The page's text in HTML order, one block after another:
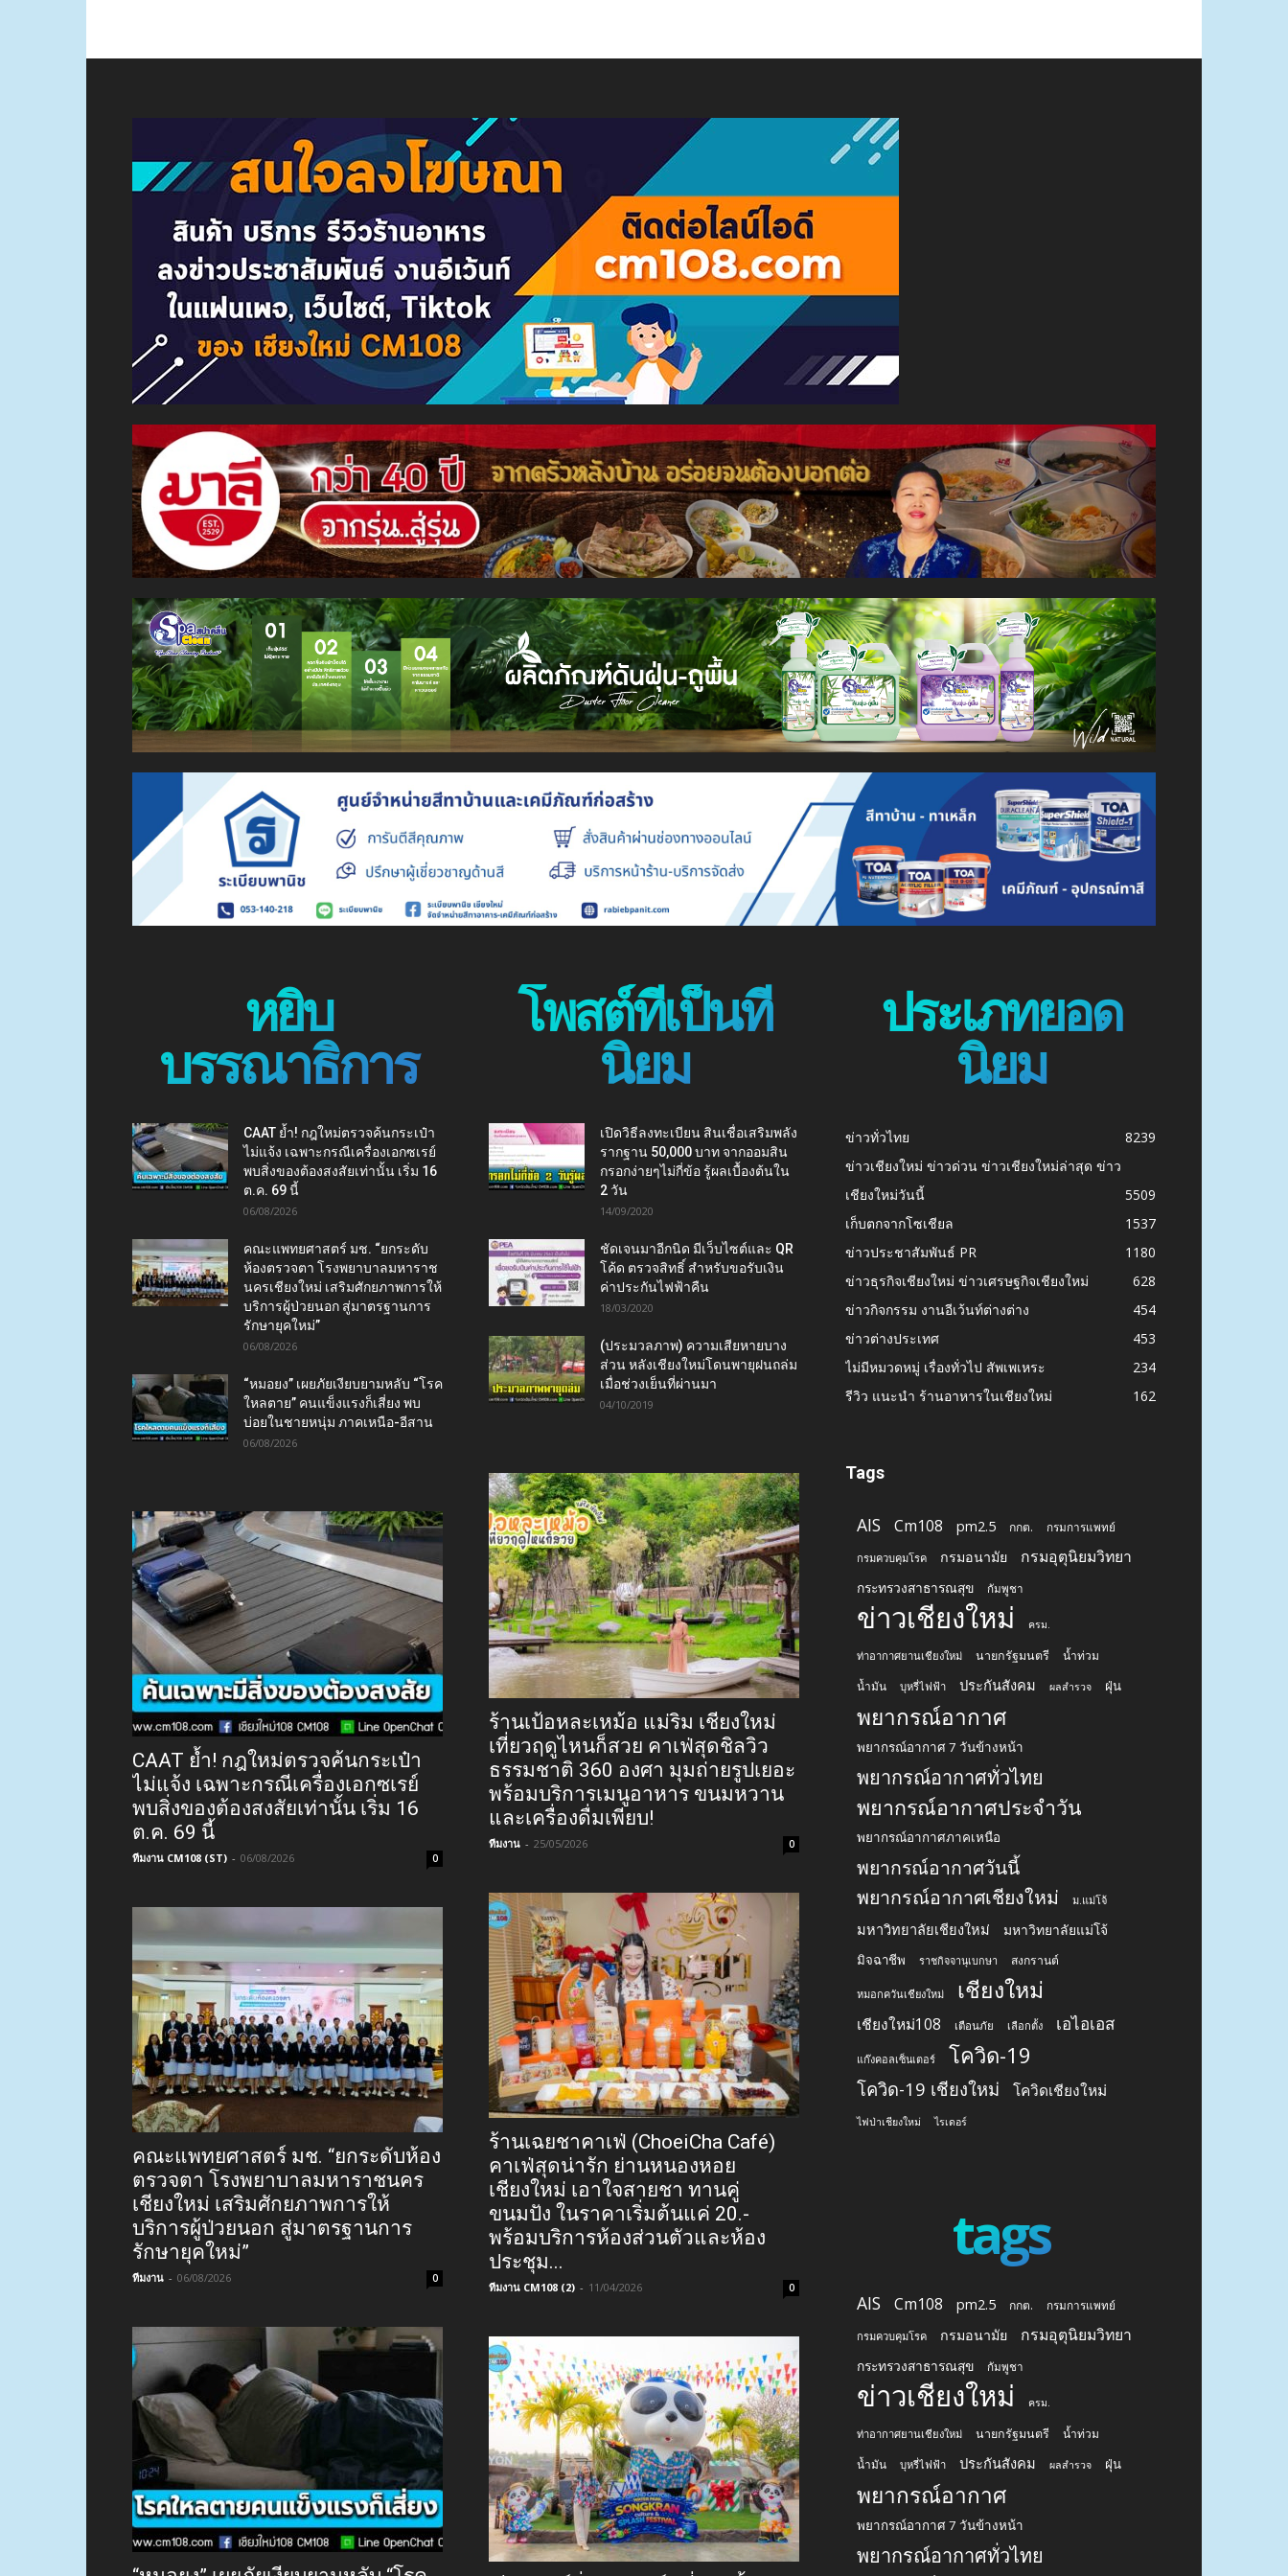
หยิบ
บรรณาธิการ
CAAT ย้ำ! กฎใหม่ตรวจค้นกระเป๋า
ไม่แจ้ง เฉพาะกรณีเครื่องเอกซเรย์
พบสิ่งของต้องสงสัยเท่านั้น เริ่ม 16
ต.ค. 69 นี้
06/08/2026
คณะแพทยศาสตร์ มช. “ยกระดับ
ห้องตรวจตา โรงพยาบาลมหาราช
นครเชียงใหม่ เสริมศักยภาพการให้
บริการผู้ป่วยนอก สู่มาตรฐานการ
รักษายุคใหม่”
06/08/2026
“หมอยง” เผยภัยเงียบยามหลับ “โรค
ใหลตาย” คนแข็งแรงก็เสี่ยง พบ
บ่อยในชายหนุ่ม ภาคเหนือ-อีสาน
06/08/2026
CAAT ย้ำ! กฎใหม่ตรวจค้นกระเป๋า
ไม่แจ้ง เฉพาะกรณีเครื่องเอกซเรย์
พบสิ่งของต้องสงสัยเท่านั้น เริ่ม 16
ต.ค. 69 นี้
ทีมงาน CM108 (ST) - 06/08/2026 0
คณะแพทยศาสตร์ มช. “ยกระดับห้อง
ตรวจตา โรงพยาบาลมหาราชนคร
เชียงใหม่ เสริมศักยภาพการให้
บริการผู้ป่วยนอก สู่มาตรฐานการ
รักษายุคใหม่”
ทีมงาน - 06/08/2026 0
โพสต์ที่เป็นที่
นิยม
เปิดวิธีลงทะเบียน สินเชื่อเสริมพลัง
รากฐาน 50,000 บาท จากออมสิน
กรอกง่ายๆไม่กี่ข้อ รู้ผลเบื้องต้นใน
2 วัน
14/09/2020
ชัดเจนมาอีกนิด มีเว็บไซต์และ QR
โค้ด ตรวจสิทธิ์ สำหรับขอรับเงิน
ค่าประกันไฟฟ้าคืน
18/03/2020
(ประมวลภาพ) ความเสียหายบาง
ส่วน หลังเชียงใหม่โดนพายุฝนถล่ม
เมื่อช่วงเย็นที่ผ่านมา
04/10/2019
ร้านเป้อหละเหม้อ แม่ริม เชียงใหม่
เที่ยวฤดูไหนก็สวย คาเฟ่สุดชิลวิว
ธรรมชาติ 360 องศา มุมถ่ายรูปเยอะ
พร้อมบริการเมนูอาหาร ขนมหวาน
และเครื่องดื่มเพียบ!
ทีมงาน - 25/05/2026 0
ร้านเฉยชาคาเฟ่ (ChoeiCha Café)
คาเฟ่สุดน่ารัก ย่านหนองหอย
เชียงใหม่ เอาใจสายชา ทานคู่
ขนมปัง ในราคาเริ่มต้นแค่ 20.-
พร้อมบริการห้องส่วนตัวและห้อง
ประชุม...
ทีมงาน CM108 (2) - 11/04/2026 0
ประเภทยอด
นิยม
ข่าวทั่วไทย
8239
ข่าวเชียงใหม่ ข่าวด่วน ข่าวเชียงใหม่ล่าสุด ข่าว
เชียงใหม่วันนี้
5509
เก็บตกจากโซเชียล
1537
ข่าวประชาสัมพันธ์ PR
1180
ข่าวธุรกิจเชียงใหม่ ข่าวเศรษฐกิจเชียงใหม่
628
ข่าวกิจกรรม งานอีเว้นท์ต่างต่าง
454
ข่าวต่างประเทศ
453
ไม่มีหมวดหมู่ เรื่องทั่วไป สัพเพเหระ
234
รีวิว แนะนำ ร้านอาหารในเชียงใหม่
162
Tags
AIS Cm108 pm2.5 กกต. กรมการแพทย์
กรมควบคุมโรค กรมอนามัย กรมอุตุนิยมวิทยา
กระทรวงสาธารณสุข กัมพูชา
ข่าวเชียงใหม่ ครม.
ท่าอากาศยานเชียงใหม่ นายกรัฐมนตรี น้ำท่วม
น้ำมัน บุหรี่ไฟฟ้า ประกันสังคม ผลสำรวจ ฝุ่น
พยากรณ์อากาศ
พยากรณ์อากาศ 7 วันข้างหน้า
พยากรณ์อากาศทั่วไทย
พยากรณ์อากาศประจำวัน
พยากรณ์อากาศภาคเหนือ
พยากรณ์อากาศวันนี้
พยากรณ์อากาศเชียงใหม่
ม.แม่โจ้
มหาวิทยาลัยเชียงใหม่ มหาวิทยาลัยแม่โจ้
มิจฉาชีพ ราชกิจจานุเบกษา สงกรานต์
หมอกควันเชียงใหม่ เชียงใหม่
เชียงใหม่108 เตือนภัย เลือกตั้ง เอไอเอส
แก๊งคอลเซ็นเตอร์ โควิด-19
โควิด-19 เชียงใหม่ โควิดเชียงใหม่
ไฟป่าเชียงใหม่ ไรเดอร์
tags
AIS Cm108 pm2.5 กกต. กรมการแพทย์
กรมควบคุมโรค กรมอนามัย กรมอุตุนิยมวิทยา
กระทรวงสาธารณสุข กัมพูชา
ข่าวเชียงใหม่ ครม.
ท่าอากาศยานเชียงใหม่ นายกรัฐมนตรี น้ำท่วม
น้ำมัน บุหรี่ไฟฟ้า ประกันสังคม ผลสำรวจ ฝุ่น
พยากรณ์อากาศ
พยากรณ์อากาศ 7 วันข้างหน้า
พยากรณ์อากาศทั่วไทย